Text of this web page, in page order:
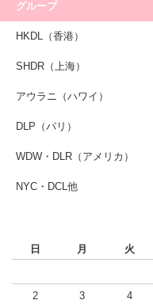
グループ
HKDL（香港）
SHDR（上海）
アウラニ（ハワイ）
DLP（パリ）
WDW・DLR（アメリカ）
NYC・DCL他
日 月 火
2 3 4